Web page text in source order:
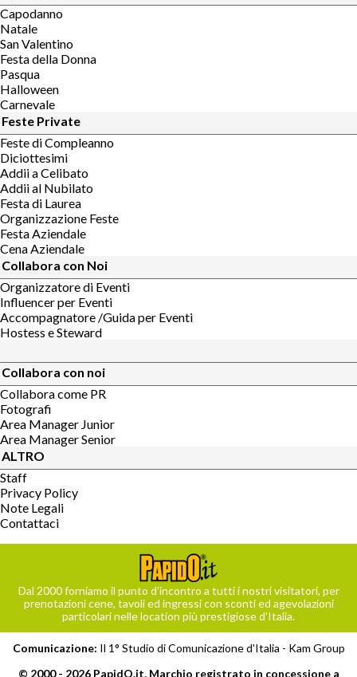
Capodanno
Natale
San Valentino
Festa della Donna
Pasqua
Halloween
Carnevale
Feste Private
Feste di Compleanno
Diciottesimi
Addii a Celibato
Addii al Nubilato
Festa di Laurea
Organizzazione Feste
Festa Aziendale
Cena Aziendale
Collabora con Noi
Organizzatore di Eventi
Influencer per Eventi
Accompagnatore /Guida per Eventi
Hostess e Steward
Collabora con noi
Collabora come PR
Fotografi
Area Manager Junior
Area Manager Senior
ALTRO
Staff
Privacy Policy
Note Legali
Contattaci
Dal 2000 forniamo il punto d’incontro a tutti i nostri visitatori, per
prenotazioni cene, tavoli ed ingressi con sconti ed agevolazioni
particolari nelle location più prestigiose d’Italia.
Comunicazione: Il 1° Studio di Comunicazione d'Italia - Kam Group
© 2000 - 2026 PapidO.it, Marchio registrato in concessione a